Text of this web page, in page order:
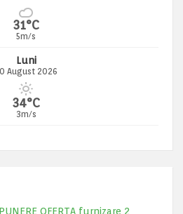
31°C
5m/s
Luni
August 2026
34°C
3m/s
OFERTA furnizare 2